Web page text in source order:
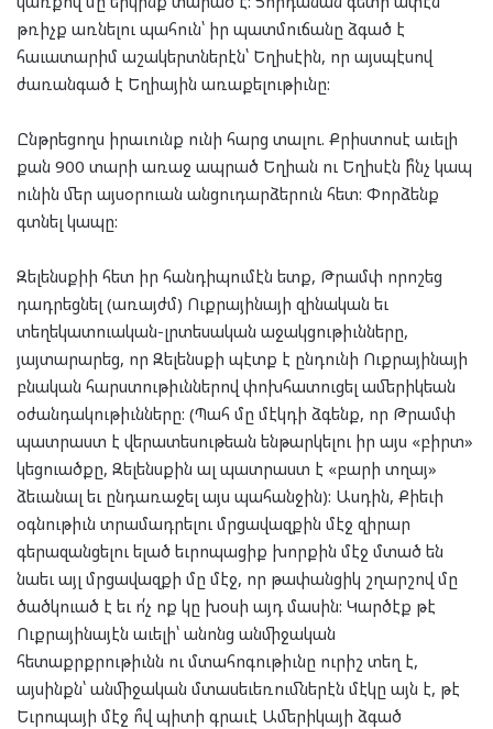
թռիչք առնելու պահուն՝ իր պատմուճանը ձգած է
հաւատարիմ աշակերտներէն՝ Եղիսէին, որ այսպէսով
ժառանգած է Եղիային առաքելութիւնը:
Ընթրեցողս իրաւունք ունի հարց տալու. Քրիստոսէ աւելի
քան 900 տարի առաջ ապրած Եղիան ու Եղիսէն ի՞նչ կապ
ունին մեր այսօրուան անցուդարձերուն հետ: Փորձենք
գտնել կապը:
Զելենսքիի հետ իր հանդիպումէն ետք, Թրամփ որոշեց
դադրեցնել (առայժմ) Ուքրայինայի զինական եւ
տեղեկատուական-լրտեսական աջակցութիւնները,
յայտարարեց, որ Զելենսքի պէտք է ընդունի Ուքրայինայի
բնական հարստութիւններով փոխհատուցել ամերիկեան
օժանդակութիւնները: (Պահ մը մէկդի ձգենք, որ Թրամփ
պատրաստ է վերատեսութեան ենթարկելու իր այս «բիրտ»
կեցուածքը, Զելենսքին ալ պատրաստ է «բարի տղայ»
ձեւանալ եւ ընդառաջել այս պահանջին): Ասդին, Քիեւի
օգնութիւն տրամադրելու մրցավազքին մէջ զիրար
գերազանցելու ելած եւրոպացիք խորքին մէջ մտած են
նաեւ այլ մրցավազքի մը մէջ, որ թափանցիկ շղարշով մը
ծածկուած է եւ ո՛չ ոք կը խօսի այդ մասին: Կարծէք թէ
Ուքրայինայէն աւելի՝ անոնց անմիջական
հետաքրքրութիւնն ու մտահոգութիւնը ուրիշ տեղ է,
այսինքն՝ անմիջական մտասեւեռումներէն մէկը այն է, թէ
Եւրոպայի մէջ ո՞վ պիտի գրաւէ Ամերիկայի ձգած